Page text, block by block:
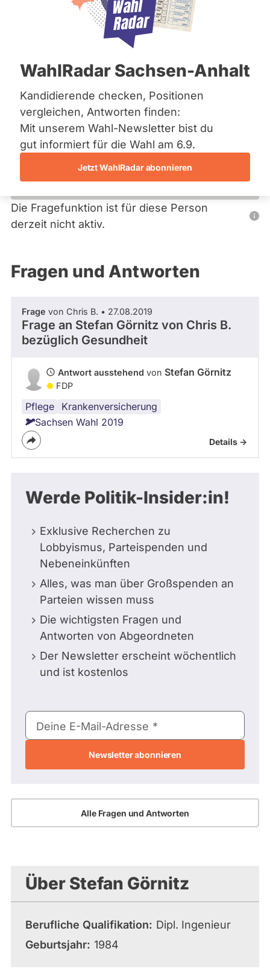
Bremen
Hamburg
Mecklenburg-Vorpommern
Nordrhein-Westfalen
Saarland
Sachsen
Sachsen-Anhalt
Sachsen-Anhalt
Schleswig-Holstein
Thüringen
Archiv
Über uns
WahlRadar Sachsen-Anhalt
Kandidierende checken, Positionen
vergleichen, Antworten finden:
Mit unserem Wahl-Newsletter bist du
gut informiert für die Wahl am 6.9.
Jetzt WahlRadar abonnieren
Reiter
Stefan Görnitz
FDP
Dieser Politiker hat kein aktuelles und kein zukünftiges
Mandat und keine Direktandidatur auf Landes-, Bundes-
oder EU-Ebene. Mögliche Kandidaturen über eine
Wahlliste werden bei uns nicht erfasst.
Die Fragefunktion ist für diese Person
derzeit nicht aktiv.
Nur
aktiven
oder
Mandaten
können
abgeordnetenwatch
befragt
werden.
Fragen und Antworten
Frage von Chris B. • 27.08.2019
Frage an Stefan Görnitz von Chris B.
bezüglich Gesundheit
Antwort ausstehend von Stefan Görnitz
FDP
Pflege
Krankenversicherung
Sachsen Wahl 2019
Details ->
Werde Politik-Insider:in!
Exklusive Recherchen zu
Lobbyismus, Parteispenden und
Nebeneinkünften
Alles, was man über Großspenden an
Parteien wissen muss
Die wichtigsten Fragen und
Antworten von Abgeordneten
Der Newsletter erscheint wöchentlich
und ist kostenlos
E-
Mail-
Deine E-Mail-Adresse
Alle Fragen und Antworten
Über Stefan Görnitz
Berufliche Qualifikation
Dipl. Ingenieur
Geburtsjahr 1984